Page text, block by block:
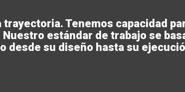
Tenemos capacidad
estándar de trabajo se
desde su diseño hasta su